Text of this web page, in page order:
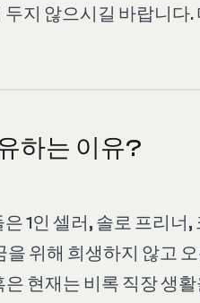
지 않으시길 바랍니다.
하는 이유?
1인 셀러, 솔로 프리
을 위해 희생하지 않고
현재는 비록 직장 생